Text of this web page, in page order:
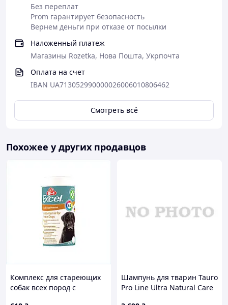
Без переплат
Prom гарантирует безопасность
Вернем деньги при отказе от посылки
Наложенный платеж
Магазины Rozetka, Нова Пошта, Укрпочта
Оплата на счет
IBAN UA713052990000026006010806462
Смотреть всё
Похожее у других продавцов
Комплекс для стареющих
собак всех пород с
Шампунь для тварин Tauro
Pro Line Ultra Natural Care